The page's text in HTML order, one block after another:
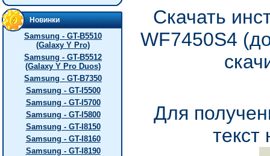
Новинки
Samsung - GT-B5510
(Galaxy Y Pro)
Samsung - GT-B5512
(Galaxy Y Pro Duos)
Samsung - GT-B7350
Samsung - GT-I5500
Samsung - GT-I5700
Samsung - GT-I5800
Samsung - GT-I8150
Samsung - GT-I8160
Samsung - GT-I8190
Скачать
WF7450S4
Для
текст